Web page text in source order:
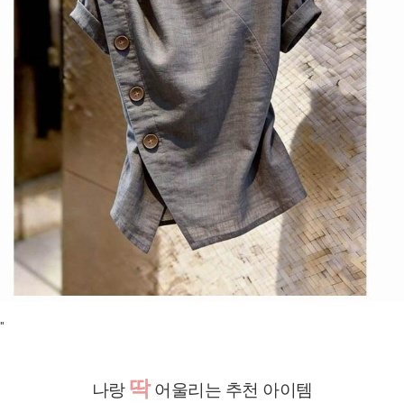
"
나랑 딱어울리는 추천 아이템